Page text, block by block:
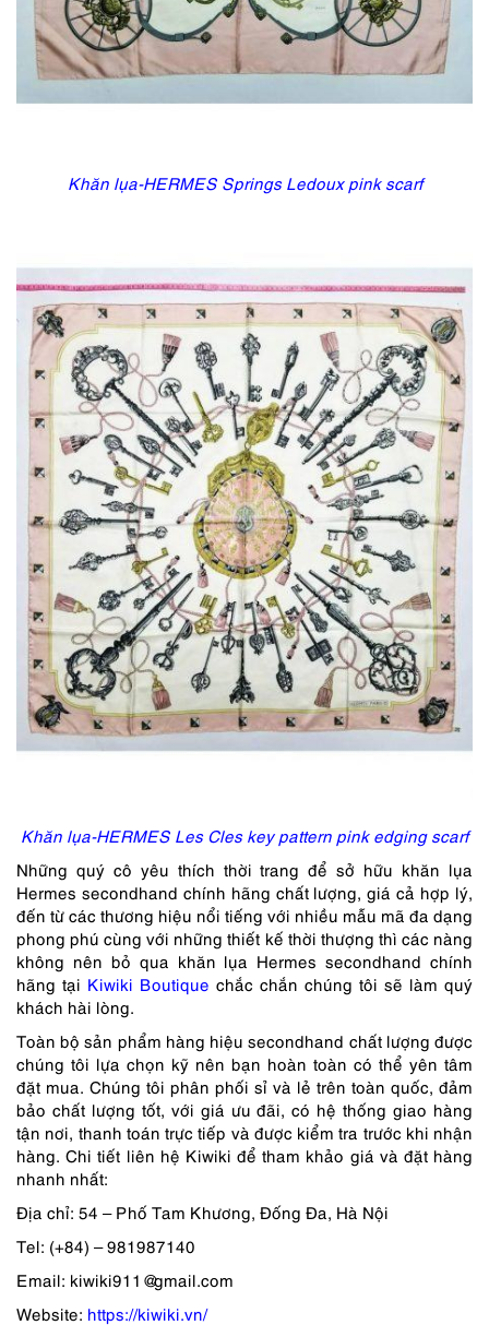
Khăn lụa-HERMES Springs Ledoux pink scarf
Khăn lụa-HERMES Les Cles key pattern pink edging scarf
Những quý cô yêu thích thời trang để sở hữu khăn lụa
Hermes secondhand chính hãng chất lượng, giá cả hợp lý,
đến từ các thương hiệu nổi tiếng với nhiều mẫu mã đa dạng
phong phú cùng với những thiết kế thời thượng thì các nàng
không nên bỏ qua khăn lụa Hermes secondhand chính
hãng tại Kiwiki Boutique chắc chắn chúng tôi sẽ làm quý
khách hài lòng.
Toàn bộ sản phẩm hàng hiệu secondhand chất lượng được
chúng tôi lựa chọn kỹ nên bạn hoàn toàn có thể yên tâm
đặt mua. Chúng tôi phân phối sỉ và lẻ trên toàn quốc, đảm
bảo chất lượng tốt, với giá ưu đãi, có hệ thống giao hàng
tận nơi, thanh toán trực tiếp và được kiểm tra trước khi nhận
hàng. Chi tiết liên hệ Kiwiki để tham khảo giá và đặt hàng
nhanh nhất:
Địa chỉ: 54 – Phố Tam Khương, Đống Đa, Hà Nội
Tel: (+84) – 981987140
Email: kiwiki911@gmail.com
Website: https://kiwiki.vn/